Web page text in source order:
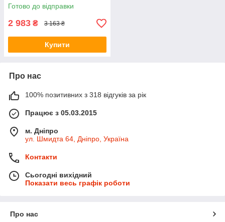
Готово до відправки
2 983 ₴ 3 163 ₴
Купити
Про нас
100% позитивних з 318 відгуків за рік
Працює з 05.03.2015
м. Дніпро
ул. Шмидта 64, Дніпро, Україна
Контакти
Сьогодні вихідний
Показати весь графік роботи
Про нас